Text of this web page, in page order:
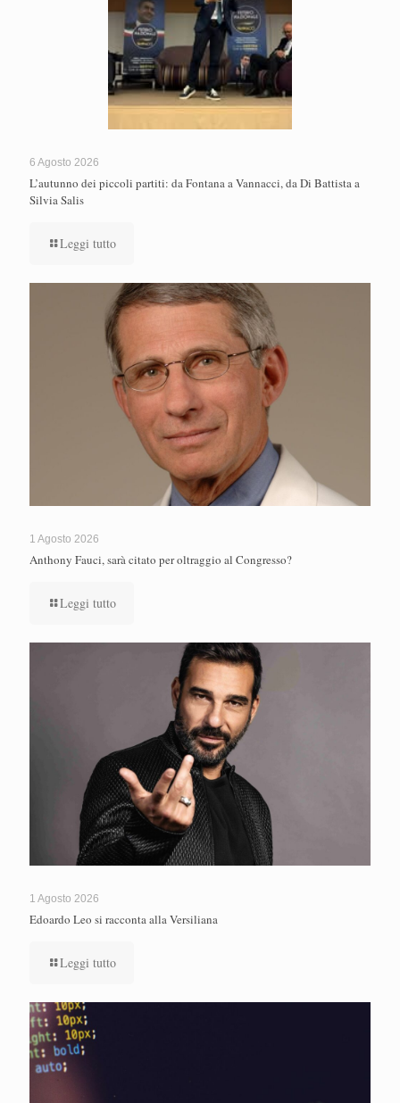
6 Agosto 2026
L’autunno dei piccoli partiti: da Fontana a Vannacci, da Di Battista a
Silvia Salis
Leggi tutto
1 Agosto 2026
Anthony Fauci, sarà citato per oltraggio al Congresso?
Leggi tutto
1 Agosto 2026
Edoardo Leo si racconta alla Versiliana
Leggi tutto